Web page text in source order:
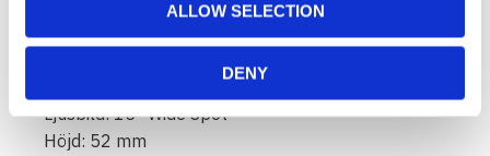
ALLOW SELECTION
DENY
Halo-effekt kopplad med egen kabel.
Ljusbild: 15° Wide Spot
Höjd: 52 mm